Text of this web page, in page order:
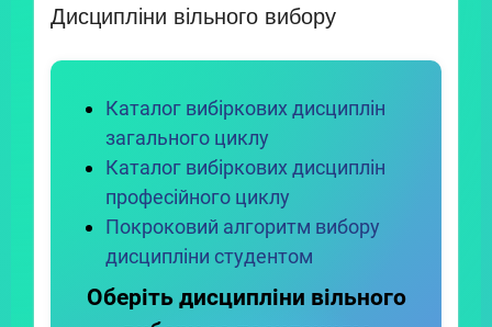
Дисципліни вільного вибору
Каталог вибіркових дисциплін
загального циклу
Каталог вибіркових дисциплін
професійного циклу
Покроковий алгоритм вибору
дисципліни студентом
Оберіть дисципліни вільного